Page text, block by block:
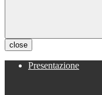
close
Presentazione